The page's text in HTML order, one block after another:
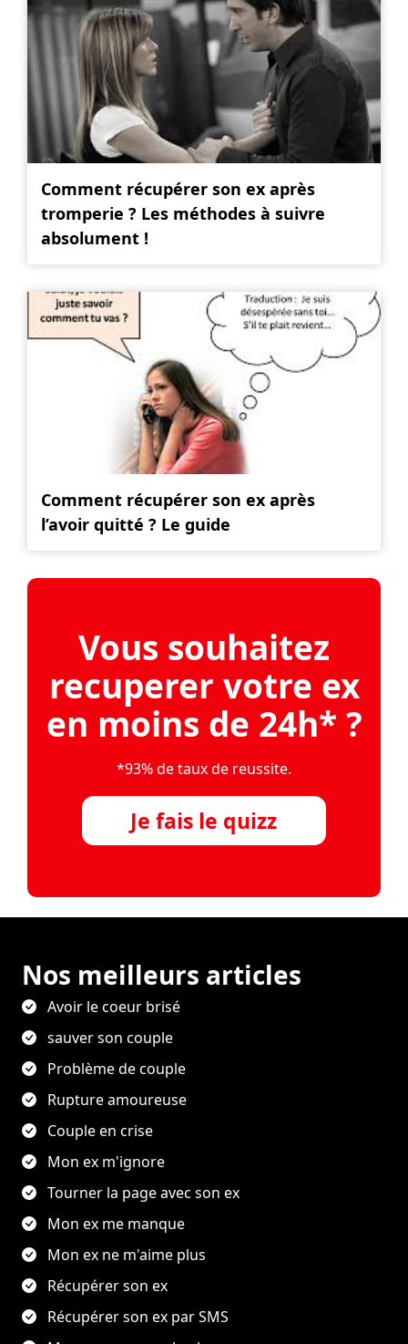
Comment récupérer son ex après
tromperie ? Les méthodes à suivre
absolument !
Comment récupérer son ex après
l’avoir quitté ? Le guide
Vous souhaitez
recuperer votre ex
en moins de 24h* ?
*93% de taux de reussite.
Je fais le quizz
Nos meilleurs articles
Avoir le coeur brisé
sauver son couple
Problème de couple
Rupture amoureuse
Couple en crise
Mon ex m'ignore
Tourner la page avec son ex
Mon ex me manque
Mon ex ne m'aime plus
Récupérer son ex
Récupérer son ex par SMS